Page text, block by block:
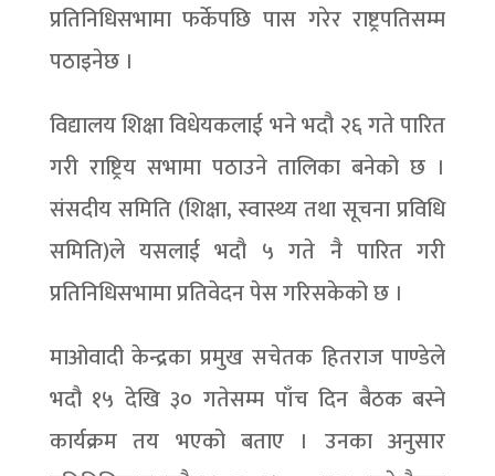
प्रतिनिधिसभामा फर्केपछि पास गरेर राष्ट्रपतिसम्म
पठाइनेछ ।
विद्यालय शिक्षा विधेयकलाई भने भदौ २६ गते पारित
गरी राष्ट्रिय सभामा पठाउने तालिका बनेको छ ।
संसदीय समिति (शिक्षा, स्वास्थ्य तथा सूचना प्रविधि
समिति)ले यसलाई भदौ ५ गते नै पारित गरी
प्रतिनिधिसभामा प्रतिवेदन पेस गरिसकेको छ ।
माओवादी केन्द्रका प्रमुख सचेतक हितराज पाण्डेले
भदौ १५ देखि ३० गतेसम्म पाँच दिन बैठक बस्ने
कार्यक्रम तय भएको बताए । उनका अनुसार